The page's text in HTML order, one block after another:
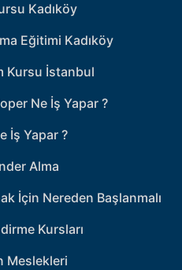
Kadıköy
Eğitimi Kadıköy
Kursu İstanbul
Ne İş Yapar ?
İş Yapar ?
Alma
İçin Nereden Başlanmalı
Kursları
Meslekleri